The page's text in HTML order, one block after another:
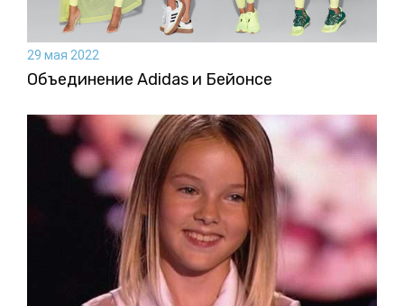
29 мая 2022
Объединение Adidas и Бейонсе